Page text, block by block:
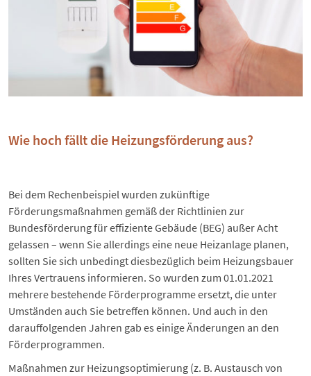
Wie hoch fällt die Heizungsförderung aus?
Bei dem Rechenbeispiel wurden zukünftige
Förderungsmaßnahmen gemäß der Richtlinien zur
Bundesförderung für effiziente Gebäude (BEG) außer Acht
gelassen – wenn Sie allerdings eine neue Heizanlage planen,
sollten Sie sich unbedingt diesbezüglich beim Heizungsbauer
Ihres Vertrauens informieren. So wurden zum 01.01.2021
mehrere bestehende Förderprogramme ersetzt, die unter
Umständen auch Sie betreffen können. Und auch in den
darauffolgenden Jahren gab es einige Änderungen an den
Förderprogrammen.
Maßnahmen zur Heizungsoptimierung (z. B. Austausch von